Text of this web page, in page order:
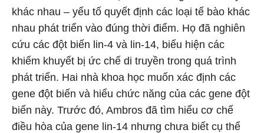
khác nhau – yếu tố quyết định các loại tế bào khác
nhau phát triển vào đúng thời điểm. Họ đã nghiên
cứu các đột biến lin-4 và lin-14, biểu hiện các
khiếm khuyết bị ức chế di truyền trong quá trình
phát triển. Hai nhà khoa học muốn xác định các
gene đột biến và hiểu chức năng của các gene đột
biến này. Trước đó, Ambros đã tìm hiểu cơ chế
điều hòa của gene lin-14 nhưng chưa biết cụ thể